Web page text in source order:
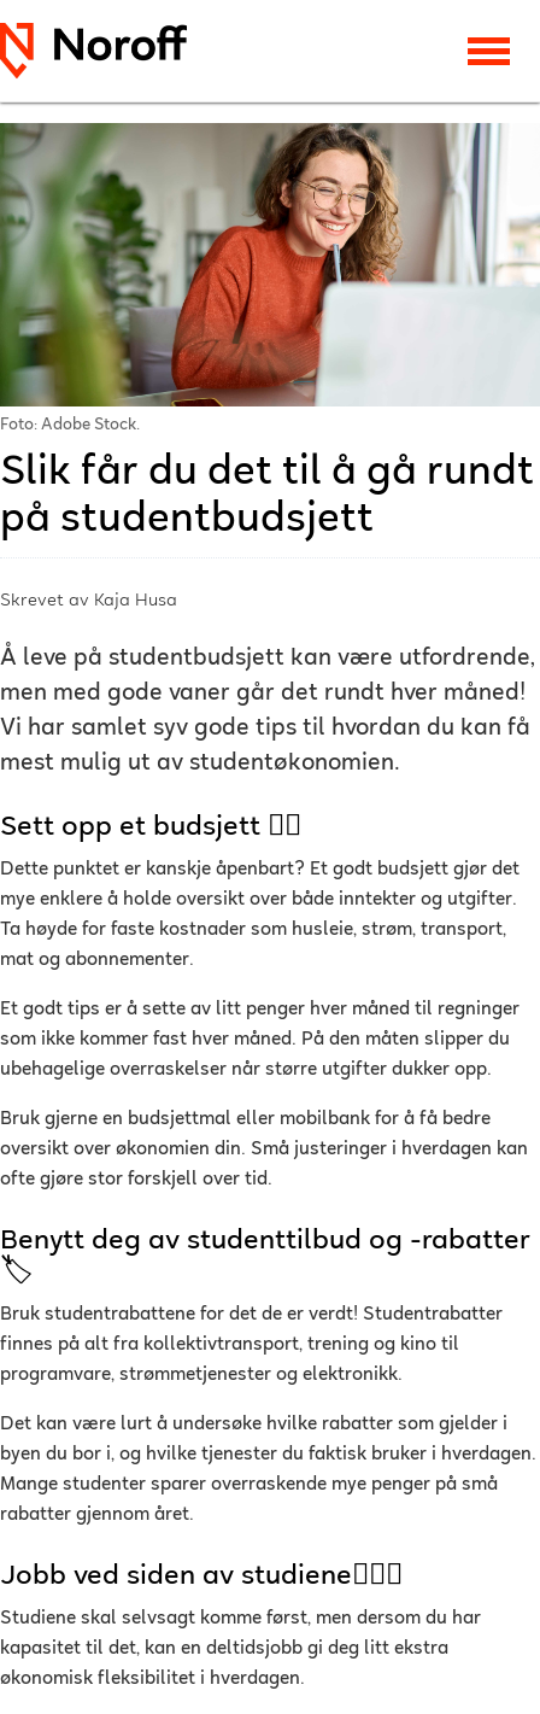
Foto: Adobe Stock.
Slik får du det til å gå rundt
på studentbudsjett
Skrevet av Kaja Husa
Å leve på studentbudsjett kan være utfordrende,
men med gode vaner går det rundt hver måned!
Vi har samlet syv gode tips til hvordan du kan få
mest mulig ut av studentøkonomien.
Sett opp et budsjett ✍🏻
Dette punktet er kanskje åpenbart? Et godt budsjett gjør det
mye enklere å holde oversikt over både inntekter og utgifter.
Ta høyde for faste kostnader som husleie, strøm, transport,
mat og abonnementer.
Et godt tips er å sette av litt penger hver måned til regninger
som ikke kommer fast hver måned. På den måten slipper du
ubehagelige overraskelser når større utgifter dukker opp.
Bruk gjerne en budsjettmal eller mobilbank for å få bedre
oversikt over økonomien din. Små justeringer i hverdagen kan
ofte gjøre stor forskjell over tid.
Benytt deg av studenttilbud og -rabatter
🏷
Bruk studentrabattene for det de er verdt! Studentrabatter
finnes på alt fra kollektivtransport, trening og kino til
programvare, strømmetjenester og elektronikk.
Det kan være lurt å undersøke hvilke rabatter som gjelder i
byen du bor i, og hvilke tjenester du faktisk bruker i hverdagen.
Mange studenter sparer overraskende mye penger på små
rabatter gjennom året.
Jobb ved siden av studiene👷🏽‍♀️
Studiene skal selvsagt komme først, men dersom du har
kapasitet til det, kan en deltidsjobb gi deg litt ekstra
økonomisk fleksibilitet i hverdagen.